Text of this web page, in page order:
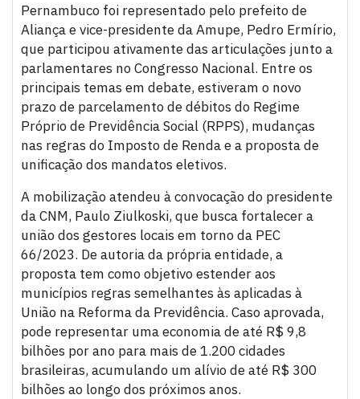
Pernambuco foi representado pelo prefeito de
Aliança e vice-presidente da Amupe, Pedro Ermírio,
que participou ativamente das articulações junto a
parlamentares no Congresso Nacional. Entre os
principais temas em debate, estiveram o novo
prazo de parcelamento de débitos do Regime
Próprio de Previdência Social (RPPS), mudanças
nas regras do Imposto de Renda e a proposta de
unificação dos mandatos eletivos.
A mobilização atendeu à convocação do presidente
da CNM, Paulo Ziulkoski, que busca fortalecer a
união dos gestores locais em torno da PEC
66/2023. De autoria da própria entidade, a
proposta tem como objetivo estender aos
municípios regras semelhantes às aplicadas à
União na Reforma da Previdência. Caso aprovada,
pode representar uma economia de até R$ 9,8
bilhões por ano para mais de 1.200 cidades
brasileiras, acumulando um alívio de até R$ 300
bilhões ao longo dos próximos anos.